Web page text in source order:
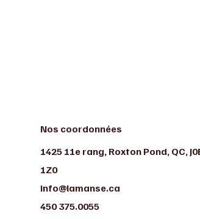
Nos coordonnées
1425 11e rang, Roxton Pond, QC,
1Z0
info@lamanse.ca
450 375.0055